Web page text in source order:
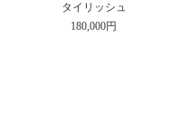
タイリッシュ
180,000円